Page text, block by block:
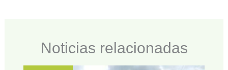
Noticias relacionadas